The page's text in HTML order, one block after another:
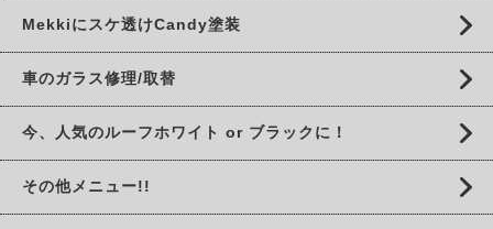
Mekkiにスケ透けCandy塗装
車のガラス修理/取替
今、人気のルーフホワイト or ブラックに！
その他メニュー!!